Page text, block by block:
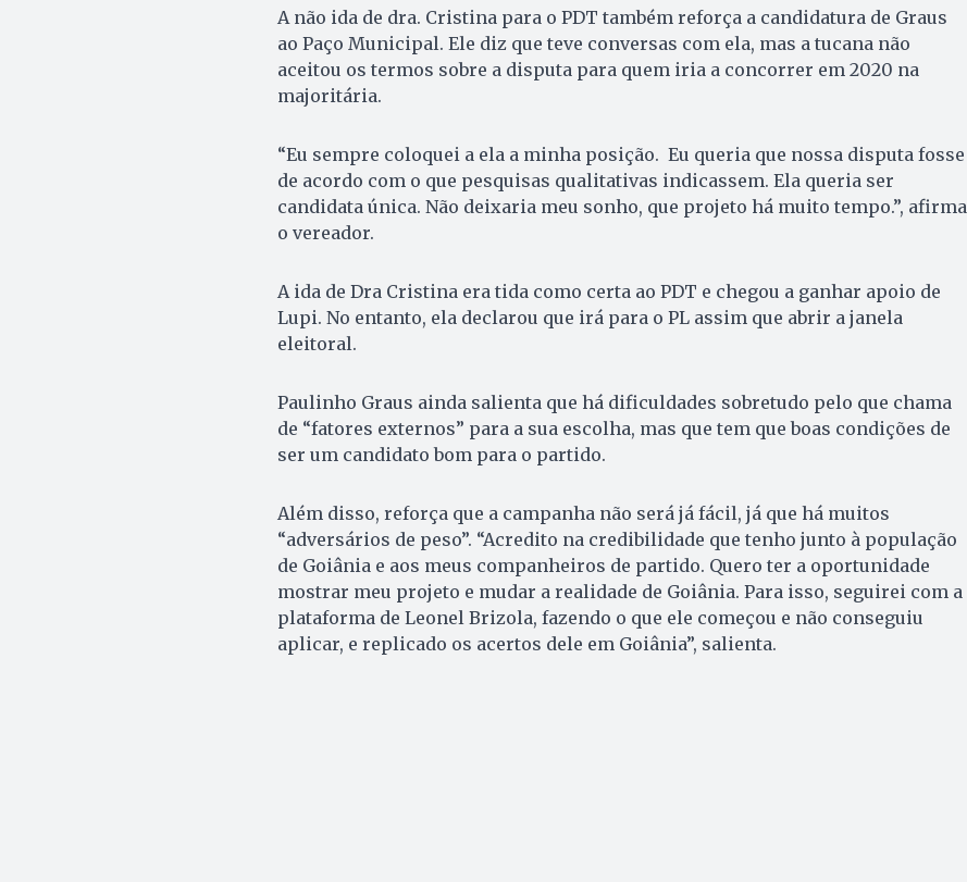
A não ida de dra. Cristina para o PDT também reforça a candidatura de Graus
ao Paço Municipal. Ele diz que teve conversas com ela, mas a tucana não
aceitou os termos sobre a disputa para quem iria a concorrer em 2020 na
majoritária.
“Eu sempre coloquei a ela a minha posição. Eu queria que nossa disputa fosse
de acordo com o que pesquisas qualitativas indicassem. Ela queria ser
candidata única. Não deixaria meu sonho, que projeto há muito tempo.”, afirma
o vereador.
A ida de Dra Cristina era tida como certa ao PDT e chegou a ganhar apoio de
Lupi. No entanto, ela declarou que irá para o PL assim que abrir a janela
eleitoral.
Paulinho Graus ainda salienta que há dificuldades sobretudo pelo que chama
de “fatores externos” para a sua escolha, mas que tem que boas condições de
ser um candidato bom para o partido.
Além disso, reforça que a campanha não será já fácil, já que há muitos
“adversários de peso”. “Acredito na credibilidade que tenho junto à população
de Goiânia e aos meus companheiros de partido. Quero ter a oportunidade
mostrar meu projeto e mudar a realidade de Goiânia. Para isso, seguirei com a
plataforma de Leonel Brizola, fazendo o que ele começou e não conseguiu
aplicar, e replicado os acertos dele em Goiânia”, salienta.